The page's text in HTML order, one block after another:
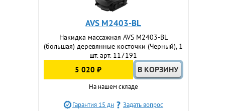
AVS M2403-BL
Накидка массажная AVS M2403-BL
(большая) деревянные косточки (Черный), 1
шт. арт. 117191
5 020 ₽
На нашем складе
Гарантия 15 дн Задать вопрос